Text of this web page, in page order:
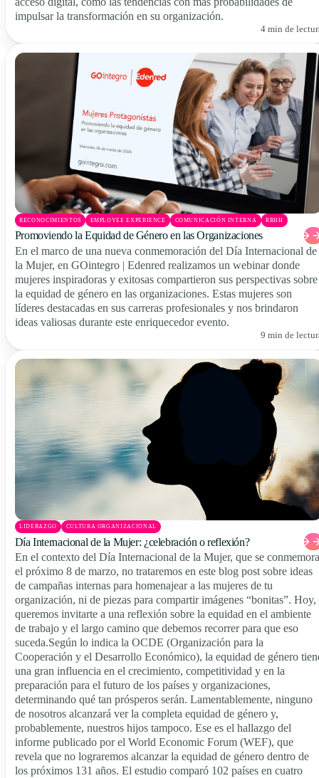
impulsar la transformación en su organización.
4 min de
RECONOCIMIENTOS EMPLOYEE EXPERIENCE COMUNICACIÓN INTERNA RRHH
Promoviendo la Equidad de Género en las Organizaciones
En el marco de una nueva conmemoración del Día Internacional de
la Mujer, en GOintegro | Edenred realizamos un webinar donde
mujeres inspiradoras y exitosas compartieron sus perspectivas sobre
la equidad de género en las organizaciones. Estas mujeres son
líderes destacadas en sus carreras profesionales y nos brindaron
ideas valiosas durante este enriquecedor evento.
9 min de
LIDERAZGO CULTURA ORGANIZACIONAL
Día Internacional de la Mujer: ¿celebración o reflexión?
En el contexto del Día Internacional de la Mujer, que se conmemora
el próximo 8 de marzo, no trataremos en este blog post sobre ideas
de campañas internas para homenajear a las mujeres de tu
organización, ni de piezas para compartir imágenes “bonitas”. Hoy,
queremos invitarte a una reflexión sobre la equidad en el ambiente
de trabajo y el largo camino que debemos recorrer para que eso
suceda.Según lo indica la OCDE (Organización para la
Cooperación y el Desarrollo Económico), la equidad de género
una gran influencia en el crecimiento, competitividad y en la
preparación para el futuro de los países y organizaciones,
determinando qué tan prósperos serán. Lamentablemente, ninguno
de nosotros alcanzará ver la completa equidad de género y,
probablemente, nuestros hijos tampoco. Ese es el hallazgo del
informe publicado por el World Economic Forum (WEF), que
revela que no lograremos alcanzar la equidad de género dentro de
los próximos 131 años. El estudio comparó 102 países en cuatro